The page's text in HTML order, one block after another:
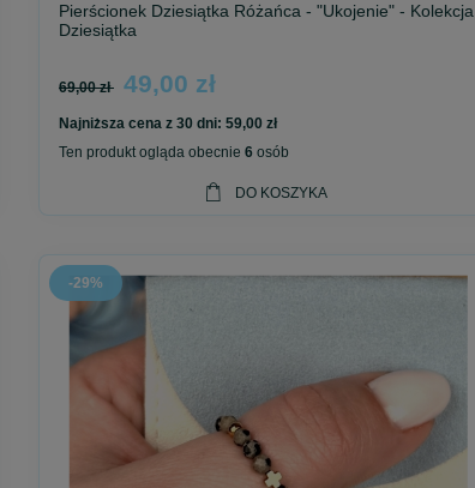
Pierścionek Dziesiątka Różańca - "Ukojenie" - Kolekcja
Dziesiątka
69,00 zł 49,00 zł
Najniższa cena z 30 dni: 59,00 zł
Ten produkt ogląda obecnie 6 osób
DO KOSZYKA
-29%